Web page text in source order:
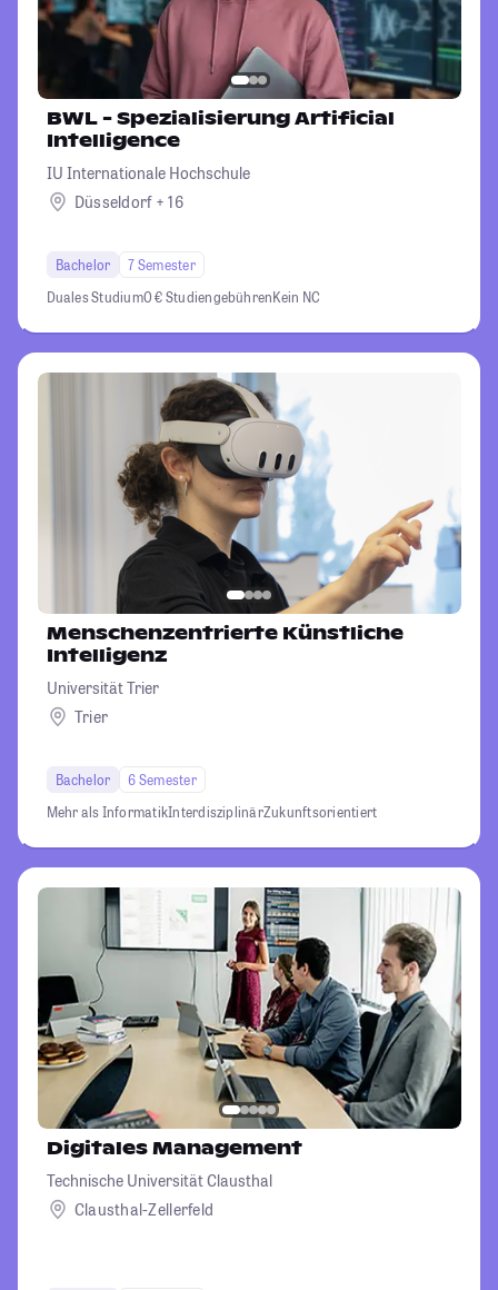
BWL - Spezialisierung Artificial
Intelligence
IU Internationale Hochschule
Düsseldorf + 16
Bachelor
7 Semester
Duales Studium0 € StudiengebührenKein NC
Menschenzentrierte Künstliche
Intelligenz
Universität Trier
Trier
Bachelor
6 Semester
Mehr als InformatikInterdisziplinärZukunftsorientiert
Digitales Management
Technische Universität Clausthal
Clausthal-Zellerfeld